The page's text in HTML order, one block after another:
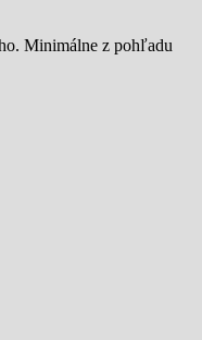
Minimálne z pohľadu